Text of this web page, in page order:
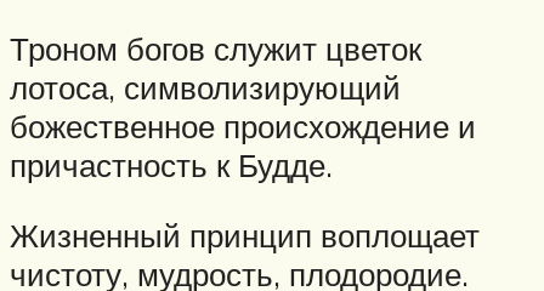
Троном богов служит цветок
лотоса, символизирующий
божественное происхождение и
причастность к Будде.
Жизненный принцип воплощает
чистоту, мудрость, плодородие.